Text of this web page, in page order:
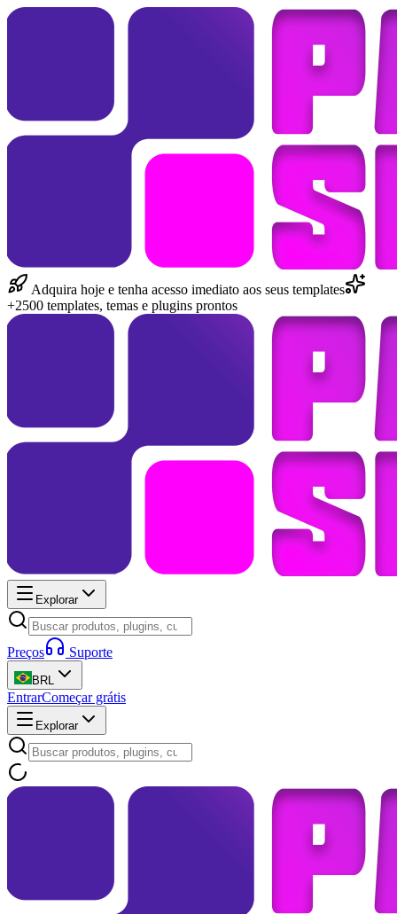
Adquira hoje e tenha acesso imediato aos seus templates
+2500 templates, temas e plugins prontos
Explorar
Preços Suporte
BRL
EntrarComeçar grátis
Explorar